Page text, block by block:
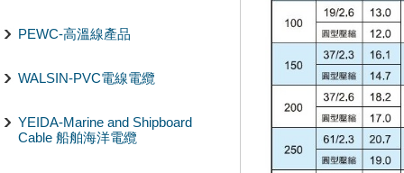
PEWC-高溫線產品
WALSIN-PVC電線電纜
YEIDA-Marine and Shipboard
Cable 船舶海洋電纜